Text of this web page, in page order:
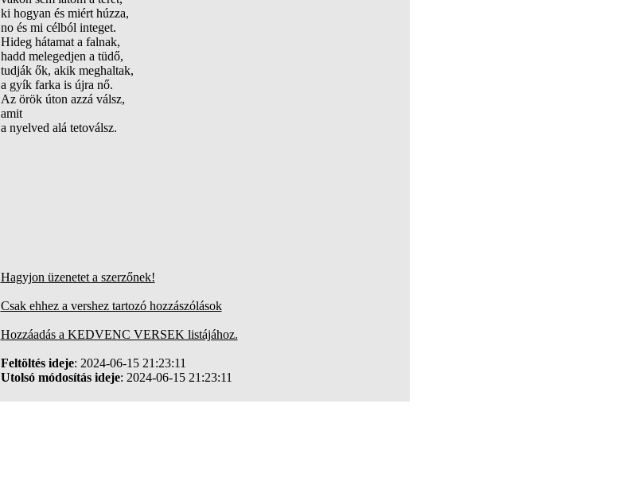
ki hogyan és miért húzza,
no és mi célból integet.
Hideg hátamat a falnak,
hadd melegedjen a tüdő,
tudják ők, akik meghaltak,
a gyík farka is újra nő.
Az örök úton azzá válsz,
amit
a nyelved alá tetoválsz.
Hagyjon üzenetet a szerzőnek!
Csak ehhez a vershez tartozó hozzászólások
Hozzáadás a KEDVENC VERSEK listájához.
Feltöltés ideje: 2024-06-15 21:23:11
Utolsó módosítás ideje: 2024-06-15 21:23:11